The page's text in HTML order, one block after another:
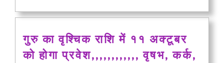
गुरु का वृश्चिक राशि में ११ अक्टूबर
को होगा प्रवेश,,,,,,,,,,,, वृषभ, कर्क,